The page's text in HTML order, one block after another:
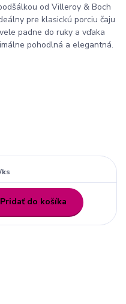
od Villeroy & Boch
pre klasickú porciu čaju
padne do ruky a vďaka
pohodlná a elegantná.
/ks
Pridať do košíka